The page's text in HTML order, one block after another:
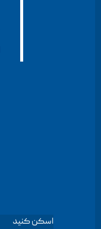
اسکن کنید